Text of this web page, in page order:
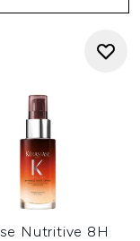
Nutritive 8H